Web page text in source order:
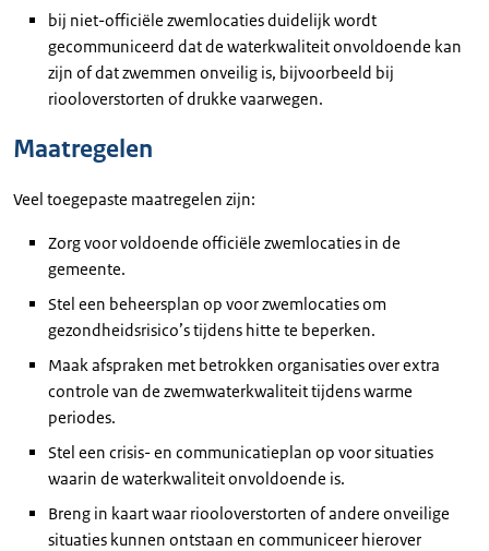
bij niet-officiële zwemlocaties duidelijk wordt
gecommuniceerd dat de waterkwaliteit onvoldoende kan
zijn of dat zwemmen onveilig is, bijvoorbeeld bij
riooloverstorten of drukke vaarwegen.
Maatregelen
Veel toegepaste maatregelen zijn:
Zorg voor voldoende officiële zwemlocaties in de
gemeente.
Stel een beheersplan op voor zwemlocaties om
gezondheidsrisico’s tijdens hitte te beperken.
Maak afspraken met betrokken organisaties over extra
controle van de zwemwaterkwaliteit tijdens warme
periodes.
Stel een crisis- en communicatieplan op voor situaties
waarin de waterkwaliteit onvoldoende is.
Breng in kaart waar riooloverstorten of andere onveilige
situaties kunnen ontstaan en communiceer hierover